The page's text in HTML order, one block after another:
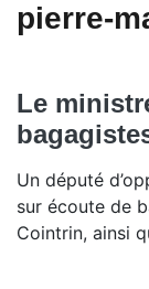
pierre-
Le
Un député
sur écoute de
Cointrin, ainsi